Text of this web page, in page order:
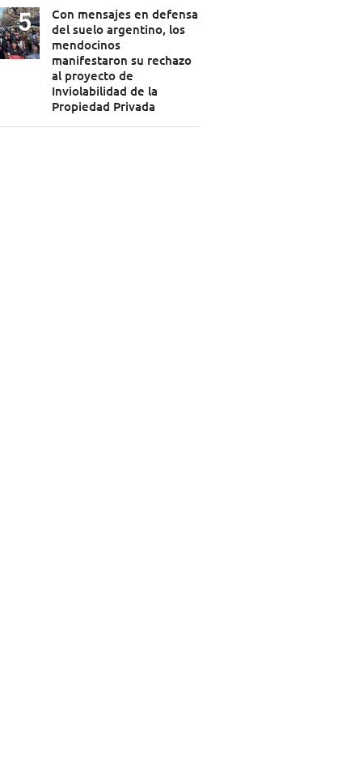
Con mensajes en defensa
del suelo argentino, los
mendocinos
manifestaron su rechazo
al proyecto de
Inviolabilidad de la
Propiedad Privada